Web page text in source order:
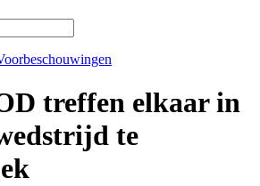
treffen elkaar in
te